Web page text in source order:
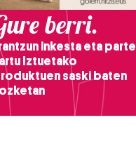
berri.
inkesta eta parte
Iztuetako
saski baten